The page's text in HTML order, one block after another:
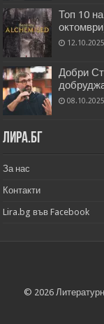
Топ 10
12.10.2025
Добри
08.10.2025
Лира.бг
За нас
Контакти
Lira.bg във Facebook
© 2026